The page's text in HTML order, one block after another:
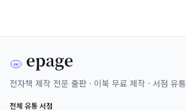
전자책 제작 전문 출판 · 이북 무료 제작 · 서점 유통
전체 유통 서점